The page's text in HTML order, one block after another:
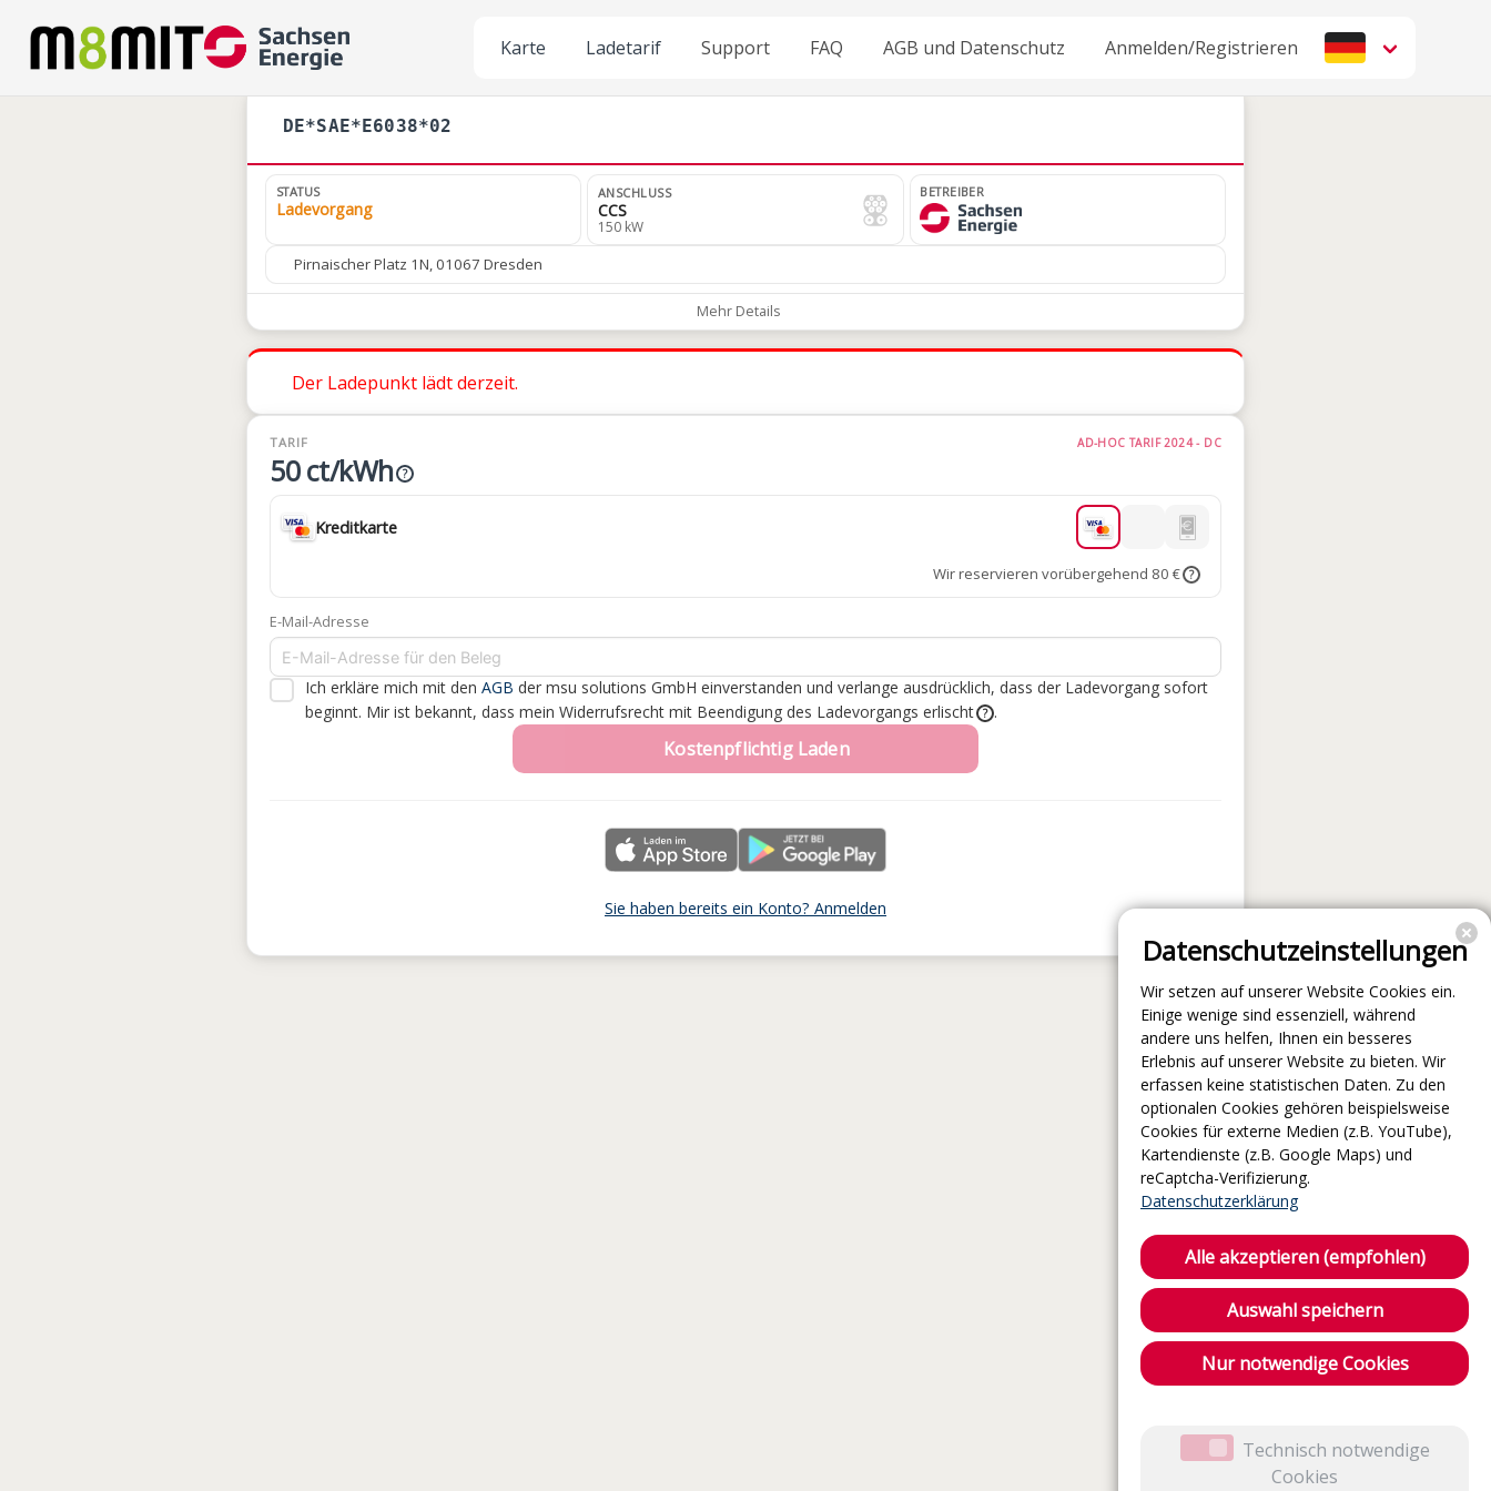
Karte Ladetarif Support FAQ AGB und Datenschutz Anmelden/Registrieren
DE*SAE*E6038*02
STATUS
Ladevorgang
ANSCHLUSS
CCS
150 kW
BETREIBER
Pirnaischer Platz 1N, 01067 Dresden
Mehr Details
Der Ladepunkt lädt derzeit.
TARIF AD-HOC TARIF 2024 - DC
50 ct/kWh ?
Kreditkarte
Wir reservieren vorübergehend 80 € ?
E-Mail-Adresse
Ich erkläre mich mit den AGB der msu solutions GmbH einverstanden und verlange ausdrücklich, dass der Ladevorgang sofort
beginnt. Mir ist bekannt, dass mein Widerrufsrecht mit Beendigung des Ladevorgangs erlischt ? .
Kostenpflichtig Laden
Sie haben bereits ein Konto? Anmelden
Datenschutzeinstellungen
Wir setzen auf unserer Website Cookies ein.
Einige wenige sind essenziell, während
andere uns helfen, Ihnen ein besseres
Erlebnis auf unserer Website zu bieten. Wir
erfassen keine statistischen Daten. Zu den
optionalen Cookies gehören beispielsweise
Cookies für externe Medien (z.B. YouTube),
Kartendienste (z.B. Google Maps) und
reCaptcha-Verifizierung.
Datenschutzerklärung
Alle akzeptieren (empfohlen)
Auswahl speichern
Nur notwendige Cookies
Technisch notwendige
Cookies